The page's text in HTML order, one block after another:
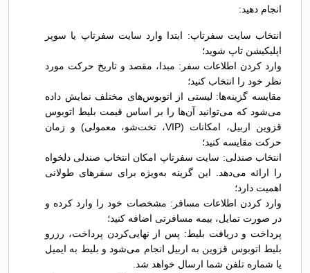
انجام دهید:
انتخاب سایت سفرتاپ: ابتدا وارد سایت سفرتاپ یا سوپر
اپلیکیشن تاپ شوید؛
وارد کردن اطلاعات سفر: مبدا، مقصد و تاریخ حرکت مورد
نظر خود را انتخاب کنید؛
مقایسه گزینه‌ها: لیستی از اتوبوس‌های مختلف نمایش داده
می‌شود که می‌توانید آن‌ها را بر اساس قیمت بلیط اتوبوس
قزوين اربیل، امکانات (VIP، تخت‌شو، معمولی) و زمان
حرکت مقایسه کنید؛
انتخاب صندلی: سایت سفرتاپ امکان انتخاب صندلی دلخواه
را ارائه می‌دهد. این گزینه به‌ویژه برای سفرهای طولانی
اهمیت دارد؛
وارد کردن اطلاعات مسافر: مشخصات خود را وارد کرده و
در صورت تمایل، بیمه مسافرتی اضافه کنید؛
پرداخت و دریافت بلیط: پس از نهایی‌کردن پرداخت، رزرو
بلیط اتوبوس قزوين به اربیل انجام می‌شود و بلیط به ایمیل
یا شماره تلفن شما ارسال خواهد شد.